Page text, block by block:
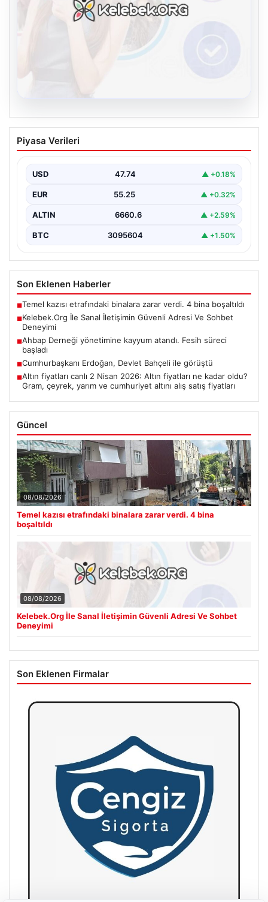
08.08.2026
Kelebek.Org İle Sanal İletişimin Güvenli
Adresi Ve Sohbet Deneyimi
sağlaması kritik bir önem taşımaktadır. Güncel olarak…
Piyasa Verileri
USD 47.74 ▲ +0.18%
EUR 55.25 ▲ +0.32%
ALTIN 6660.6 ▲ +2.59%
BTC 3095604 ▲ +1.50%
Son Eklenen Haberler
■Temel kazısı etrafındaki binalara zarar verdi. 4 bina boşaltıldı
■Kelebek.Org İle Sanal İletişimin Güvenli Adresi Ve Sohbet
Deneyimi
■Ahbap Derneği yönetimine kayyum atandı. Fesih süreci
başladı
■Cumhurbaşkanı Erdoğan, Devlet Bahçeli ile görüştü
■Altın fiyatları canlı 2 Nisan 2026: Altın fiyatları ne kadar oldu?
Gram, çeyrek, yarım ve cumhuriyet altını alış satış fiyatları
Güncel
08/08/2026
Temel kazısı etrafındaki binalara zarar verdi. 4 bina
boşaltıldı
08/08/2026
Kelebek.Org İle Sanal İletişimin Güvenli Adresi Ve Sohbet
Deneyimi
Son Eklenen Firmalar